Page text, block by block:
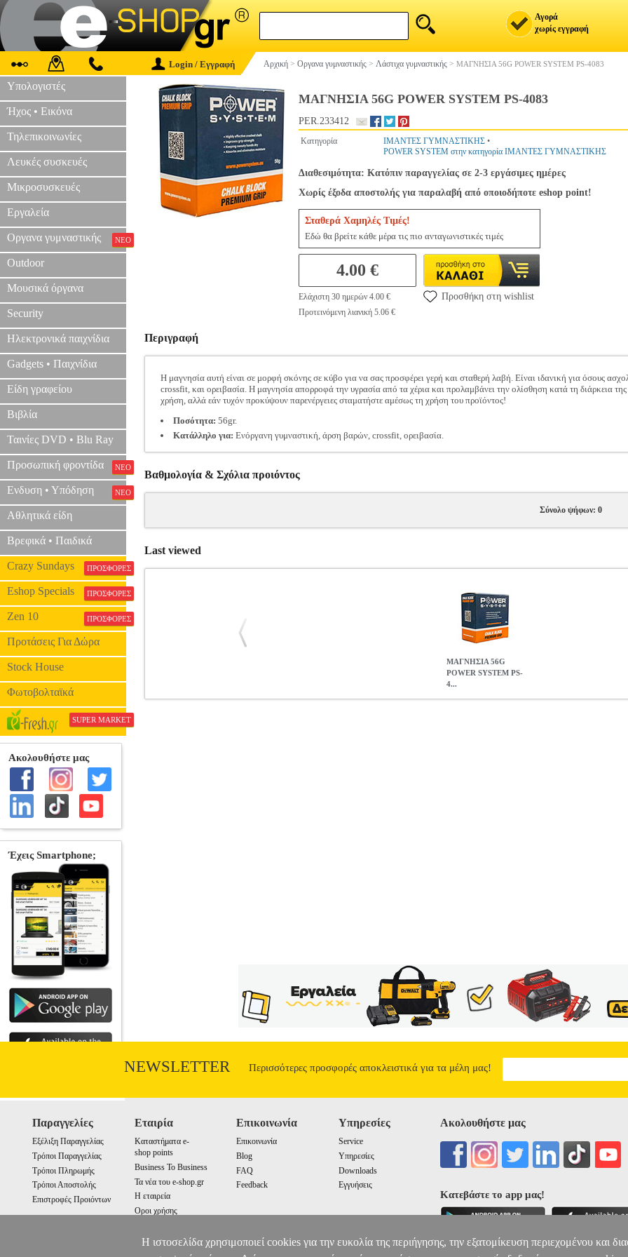
Αγορά
χωρίς εγγραφή
Login / Εγγραφή Αρχική > Οργανα γυμναστικής > Λάστιχα γυμναστικής > ΜΑΓΝΗΣΙΑ 56G POWER SYSTEM PS-4083
Υπολογιστές
Ήχος • Εικόνα
Τηλεπικοινωνίες
Λευκές συσκευές
Μικροσυσκευές
Εργαλεία
Οργανα γυμναστικής ΝΕΟ
Outdoor
Μουσικά όργανα
Security
Ηλεκτρονικά παιχνίδια
Gadgets • Παιχνίδια
Είδη γραφείου
Βιβλία
Ταινίες DVD • Blu Ray
Προσωπική φροντίδα ΝΕΟ
Ενδυση • Υπόδηση ΝΕΟ
Αθλητικά είδη
Βρεφικά • Παιδικά
Crazy Sundays ΠΡΟΣΦΟΡΕΣ
Eshop Specials ΠΡΟΣΦΟΡΕΣ
Zen 10 ΠΡΟΣΦΟΡΕΣ
Προτάσεις Για Δώρα
Stock House
Φωτοβολταϊκά
SUPER MARKET
ΜΑΓΝΗΣΙΑ 56G POWER SYSTEM PS-4083
PER.233412
Κατηγορία ΙΜΑΝΤΕΣ ΓΥΜΝΑΣΤΙΚΗΣ •
POWER SYSTEM στην κατηγορία ΙΜΑΝΤΕΣ ΓΥΜΝΑΣΤΙΚΗΣ
Διαθεσιμότητα: Κατόπιν παραγγελίας σε 2-3 εργάσιμες ημέρες
Χωρίς έξοδα αποστολής για παραλαβή από οποιοδήποτε eshop point!
Σταθερά Χαμηλές Τιμές!
Εδώ θα βρείτε κάθε μέρα τις πιο ανταγωνιστικές τιμές
4.00 €
Ελάχιστη 30 ημερών 4.00 €
Προτεινόμενη λιανική 5.06 €
Προσθήκη στη wishlist
Περιγραφή
Η μαγνησία αυτή είναι σε μορφή σκόνης σε κύβο για να σας προσφέρει γερή και σταθερή λαβή. Είναι ιδανική για όσους
crossfit, και ορειβασία. Η μαγνησία απορροφά την υγρασία από τα χέρια και προλαμβάνει την ολίσθηση κατά τη διάρκεια
χρήση, αλλά εάν τυχόν προκύψουν παρενέργειες σταματήστε αμέσως τη χρήση του προϊόντος!
Ποσότητα: 56gr.
Κατάλληλο για: Ενόργανη γυμναστική, άρση βαρών, crossfit, ορειβασία.
Βαθμολογία & Σχόλια προιόντος
Σύνολο ψήφων: 0
Last viewed
ΜΑΓΝΗΣΙΑ 56G
POWER SYSTEM PS-
4...
ΙΜΑΝΤΕΣ ΓΥΜΝΑΣΤΙΚΗΣ •POWER SYSTEM στην κατηγορία ΙΜΑΝΤΕΣ ΓΥΜΝΑΣΤΙΚΗΣ Η μαγνησία αυτή
προσφέρει γερή και σταθερή λαβή. Είναι ιδανική για όσους ασχολούνται με ενόργανη γυμναστική, άρση
NEWSLETTER Περισσότερες προσφορές αποκλειστικά για τα μέλη μας!
Παραγγελίες
Εξέλιξη Παραγγελίας
Τρόποι Παραγγελίας
Τρόποι Πληρωμής
Τρόποι Αποστολής
Επιστροφές Προιόντων
Εταιρία
Καταστήματα e-
shop points
Business To Business
Τα νέα του e-shop.gr
Η εταιρεία
Οροι χρήσης
Επικοινωνία
Επικοινωνία
Blog
FAQ
Feedback
Υπηρεσίες
Service
Υπηρεσίες
Downloads
Εγγυήσεις
Ακολουθήστε μας
Κατεβάστε το app μας!
Η ιστοσελίδα χρησιμοποιεί cookies για την ευκολία της περιήγησης, την εξατομίκευση περιεχομένου και